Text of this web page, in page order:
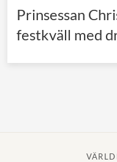
Prinsessan
festkväll med